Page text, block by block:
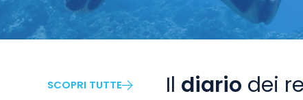
SCOPRI TUTTE Il diario dei